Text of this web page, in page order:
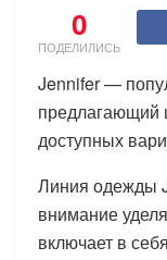
0
ПОДЕЛИЛИСЬ
Jennifer —
предлагающий
доступных
Линия одежды
внимание
включает в